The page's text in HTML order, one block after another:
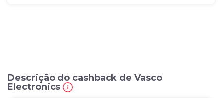
Descrição do cashback de Vasco
Electronics